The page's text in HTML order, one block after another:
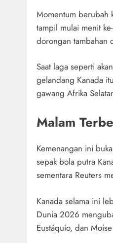
Momentum berubah
tampil mulai menit
dorongan tambahan
Saat laga seperti
gelandang Kanada
gawang Afrika
Malam
Kemenangan ini
sepak bola putra
sementara Reuters
Kanada selama ini
Dunia 2026
Eustáquio, dan